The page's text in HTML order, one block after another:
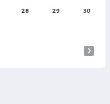
28 29 30